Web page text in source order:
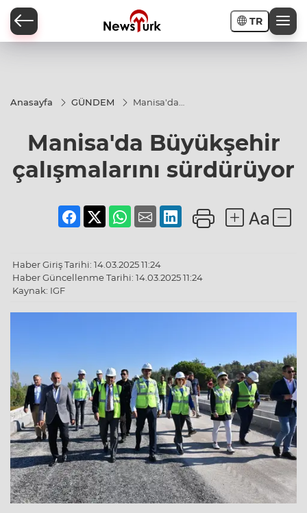
TR
Anasayfa GÜNDEM
Manisa'da
sürdürüyor
Manisa'da Büyükşehir
çalışmalarını sürdürüyor
Haber Giriş Tarihi: 14.03.2025 11:24
Haber Güncellenme Tarihi: 14.03.2025 11:24
Kaynak: IGF